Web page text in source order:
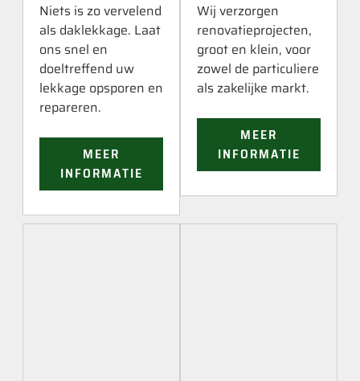
Niets is zo vervelend
als daklekkage. Laat
ons snel en
doeltreffend uw
lekkage opsporen en
repareren.
MEER
INFORMATIE
Wij verzorgen
renovatieprojecten,
groot en klein, voor
zowel de particuliere
als zakelijke markt.
MEER
INFORMATIE